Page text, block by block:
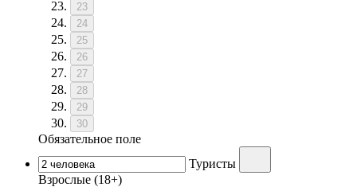
23
24
25
26
27
28
29
30
Обязательное поле
Туристы
Взрослые (18+)